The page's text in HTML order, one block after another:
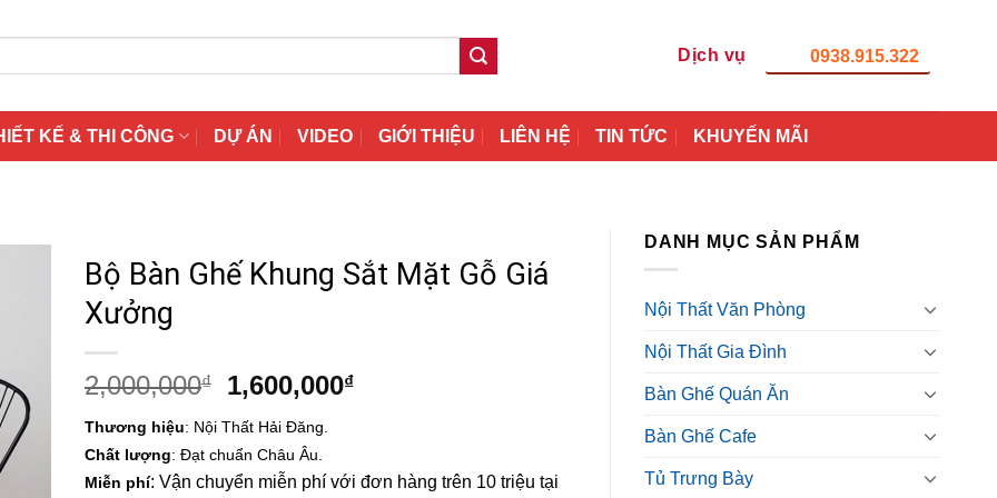
Dịch vụ 0938.915.322
KẾ & THI CÔNG DỰ ÁN VIDEO GIỚI THIỆU LIÊN HỆ TIN TỨC KHUYẾN MÃI
DANH MỤC SẢN PHẨM
Nội Thất Văn Phòng
Nội Thất Gia Đình
Bàn Ghế Quán Ăn
Bàn Ghế Cafe
Tủ Trưng Bày
Bộ Bàn Ghế Khung Sắt Mặt Gỗ Giá
Xưởng
2,000,000₫
Giá
là:
2,000,000₫.
1,600,000₫Giá
1,600,000₫.
Thương hiệu: Nội Thất Hải Đăng.
Chất lượng: Đạt chuẩn Châu Âu.
Miễn phí: Vận chuyển miễn phí với đơn hàng trên 10 triệu tại